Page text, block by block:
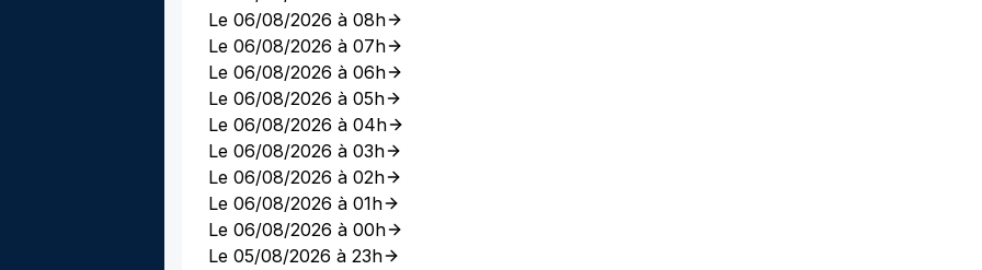
Le 06/08/2026 à 08h
Le 06/08/2026 à 07h
Le 06/08/2026 à 06h
Le 06/08/2026 à 05h
Le 06/08/2026 à 04h
Le 06/08/2026 à 03h
Le 06/08/2026 à 02h
Le 06/08/2026 à 01h
Le 06/08/2026 à 00h
Le 05/08/2026 à 23h